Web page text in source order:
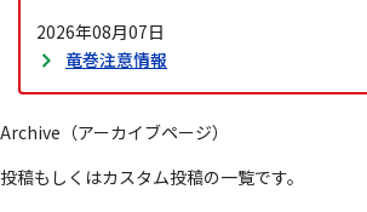
2026年08月07日
竜巻注意情報
Archive（アーカイブページ）
投稿もしくはカスタム投稿の一覧です。